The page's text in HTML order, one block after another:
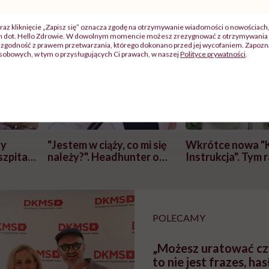
"Jestem w ciąży, co mi się
należy?". Headhunter o
Wkrótce nowa
Instrukcja". Tym
POLECAMY
„Możesz uratować
to nie jest frazes,
kliknięcie „Zapisz się” oznacza zgodę na otrzymywanie wiadomości o
dot. Hello Zdrowie. W dowolnym momencie możesz zrezygnować z
zgodność z prawem przetwarzania, którego dokonano przed jej wycofaniem.
w tym o przysługujących Ci prawach, w naszejPolityce prywatności.